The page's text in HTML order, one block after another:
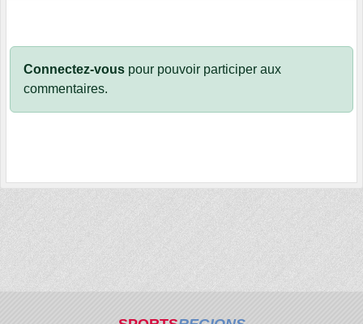
Connectez-vous pour pouvoir participer aux
commentaires.